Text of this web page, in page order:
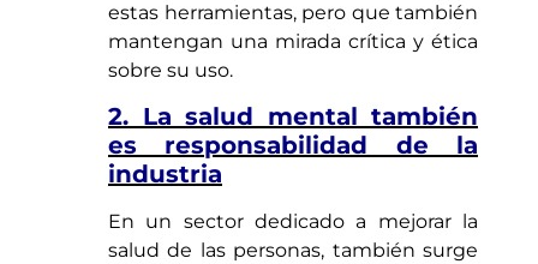
estas herramientas, pero que también
mantengan una mirada crítica y ética
sobre su uso.
2. La salud mental también
es responsabilidad de la
industria
En un sector dedicado a mejorar la
salud de las personas, también surge